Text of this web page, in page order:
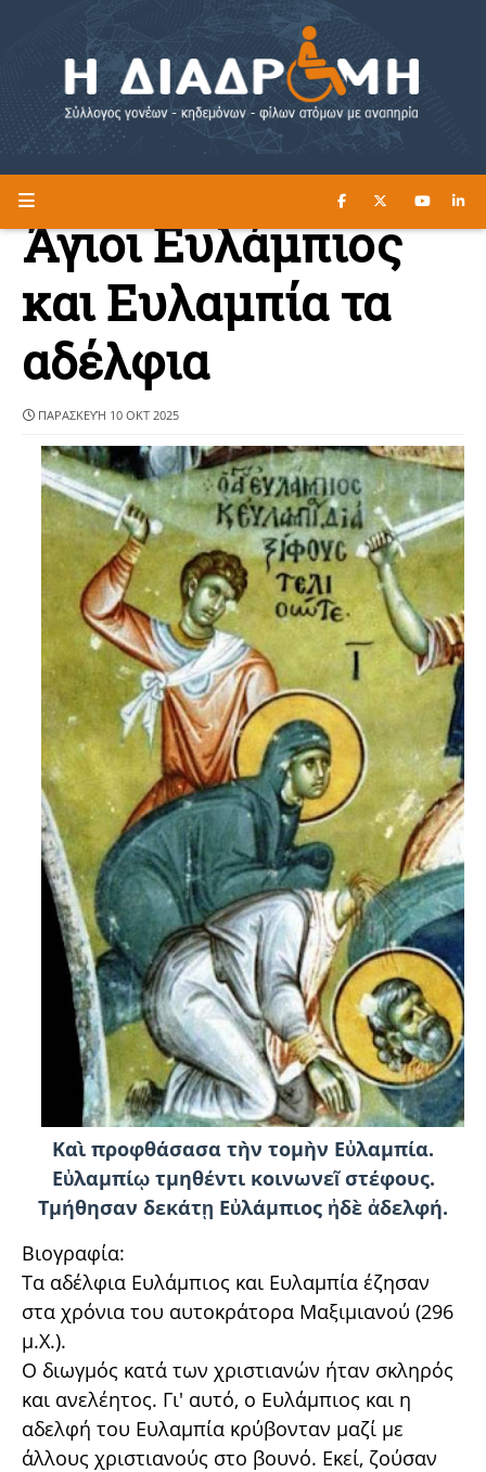
Η ΔΙΑΔΡΟΜΗ ΔΙΑΒΑΣΤΕ ΕΔΩ ►
Άγιοι Ευλάμπιος
και Ευλαμπία τα
αδέλφια
ΠΑΡΑΣΚΕΥΉ 10 ΟΚΤ 2025
Καὶ προφθάσασα τὴν τομὴν Εὐλαμπία.
Εὐλαμπίῳ τμηθέντι κοινωνεῖ στέφους.
Τμήθησαν δεκάτῃ Εὐλάμπιος ἠδὲ ἀδελφή.
Βιογραφία:
Τα αδέλφια Ευλάμπιος και Ευλαμπία έζησαν
στα χρόνια του αυτοκράτορα Μαξιμιανού (296
μ.Χ.).
Ο διωγμός κατά των χριστιανών ήταν σκληρός
και ανελέητος. Γι' αυτό, ο Ευλάμπιος και η
αδελφή του Ευλαμπία κρύβονταν μαζί με
άλλους χριστιανούς στο βουνό. Εκεί, ζούσαν